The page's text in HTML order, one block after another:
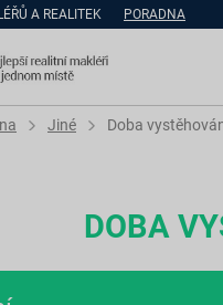
A REALITEK PORADNA
Jiné Doba
DOBA